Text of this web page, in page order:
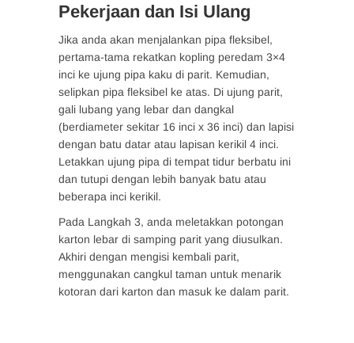
Pekerjaan dan Isi Ulang
Jika anda akan menjalankan pipa fleksibel,
pertama-tama rekatkan kopling peredam 3×4
inci ke ujung pipa kaku di parit. Kemudian,
selipkan pipa fleksibel ke atas. Di ujung parit,
gali lubang yang lebar dan dangkal
(berdiameter sekitar 16 inci x 36 inci) dan lapisi
dengan batu datar atau lapisan kerikil 4 inci.
Letakkan ujung pipa di tempat tidur berbatu ini
dan tutupi dengan lebih banyak batu atau
beberapa inci kerikil.
Pada Langkah 3, anda meletakkan potongan
karton lebar di samping parit yang diusulkan.
Akhiri dengan mengisi kembali parit,
menggunakan cangkul taman untuk menarik
kotoran dari karton dan masuk ke dalam parit.